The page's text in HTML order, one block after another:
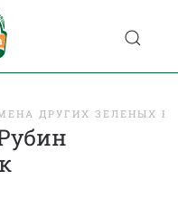
ДРУГИХ ЗЕЛЕНЫХ